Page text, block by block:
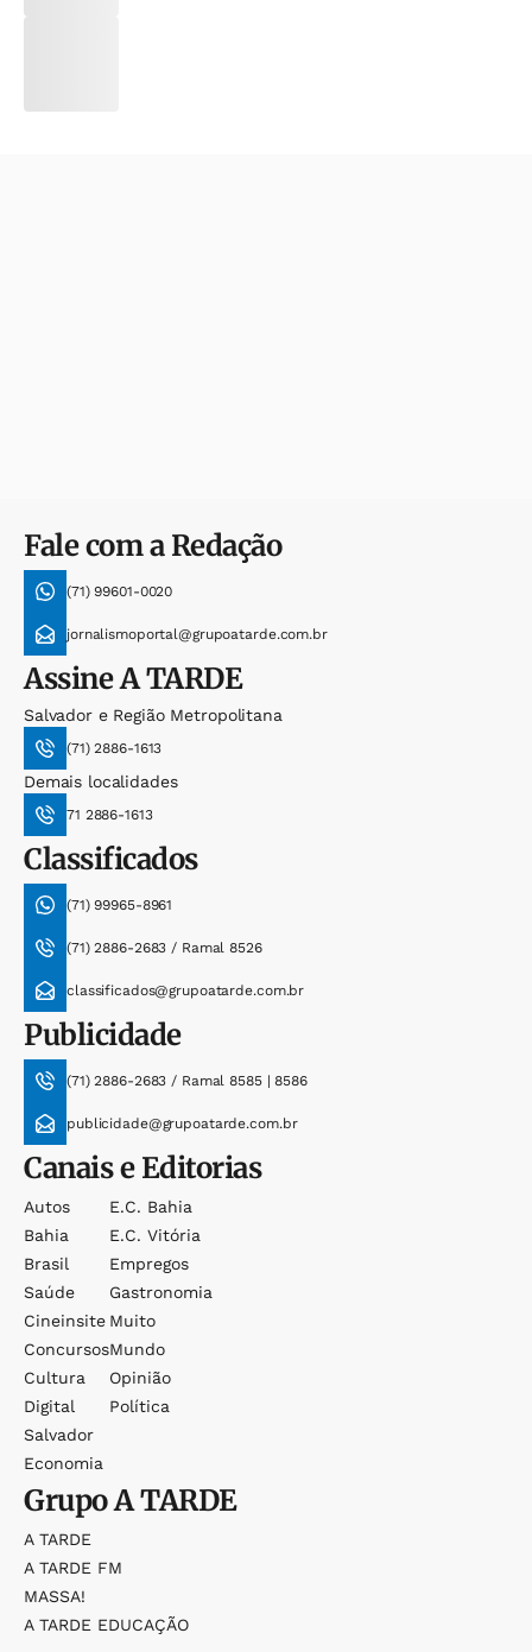
Fale com a Redação
(71) 99601-0020
jornalismoportal@grupoatarde.com.br
AssineA TARDE
Salvador e Região Metropolitana
(71) 2886-1613
Demais localidades
71 2886-1613
Classificados
(71) 99965-8961
(71) 2886-2683 / Ramal 8526
classificados@grupoatarde.com.br
Publicidade
(71) 2886-2683 / Ramal 8585 | 8586
publicidade@grupoatarde.com.br
Canais e Editorias
Autos
Bahia
Brasil
Saúde
Cineinsite
Concursos
Cultura
Digital
Salvador
Economia
E.c. Bahia
E.c. Vitória
Empregos
Gastronomia
Muito
Mundo
Opinião
Política
GrupoA TARDE
A TARDE
A TARDE FM
MASSA!
A TARDE EDUCAÇÃO